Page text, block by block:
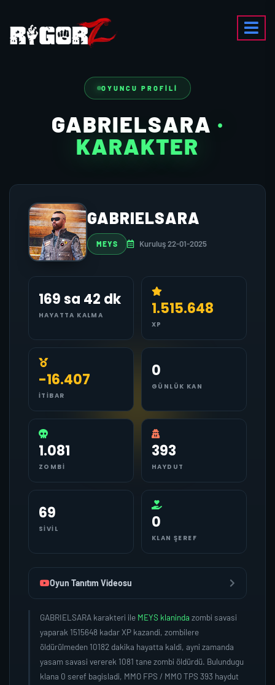
OYUNCU PROFILI
GABRIELSARA ·
KARAKTER
GABRIELSARA
MEYS Kuruluş 22-01-2025
169 sa 42 dk
HAYATTA KALMA 1.515.648
XP
-16.407
İTIBAR
0
GÜNLÜK KAN
1.081
ZOMBI
393
HAYDUT
69
SIVIL 0
KLAN ŞEREF
Oyun Tanıtım Videosu
GABRIELSARA karakteri ile MEYS klaninda zombi savasi
yaparak 1515648 kadar XP kazandi, zombilere
öldürülmeden 10182 dakika hayatta kaldi, ayni zamanda
yasam savasi vererek 1081 tane zombi öldürdü. Bulundugu
klana 0 seref bagisladi, MMO FPS / MMO TPS 393 haydut